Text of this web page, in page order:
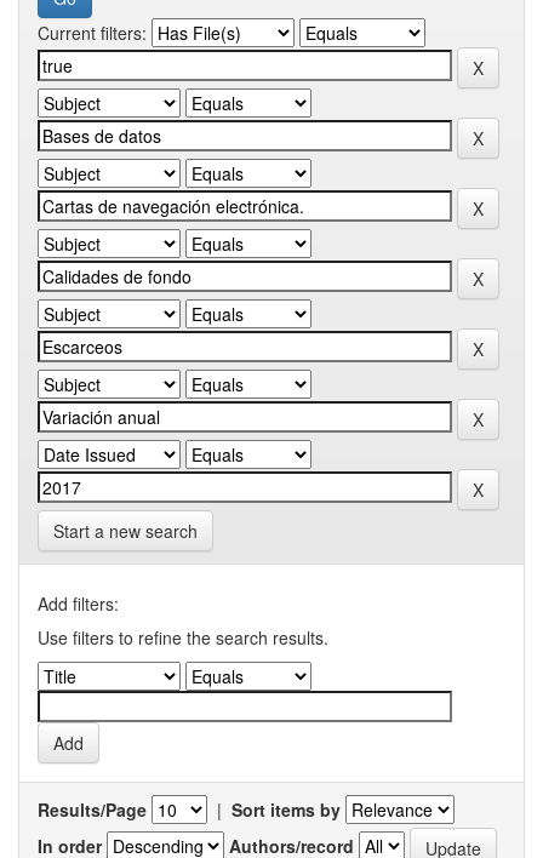
Current filters:
Start a new search
Add filters:
Use filters to refine the search results.
Results/Page | Sort items by
In order
Authors/record